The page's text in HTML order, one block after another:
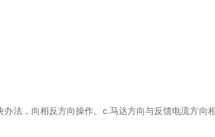
法，向相反方向操作。c.马达方向与反馈电流方向